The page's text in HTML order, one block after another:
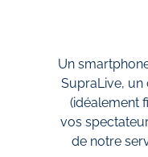
Un
SupraLive,
(idéalement
vos
de notre